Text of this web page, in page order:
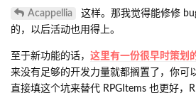
Acappellia
这样。那我觉得能修修
的，以后活动也用得上。
至于新功能的话， 这里有一份很早时策划
来没有足够的开发力量就都搁置了，你可
直接填这个坑来替代 RPGItems 也更好，